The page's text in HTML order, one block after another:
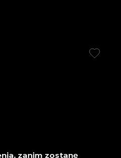
zanim zostanę